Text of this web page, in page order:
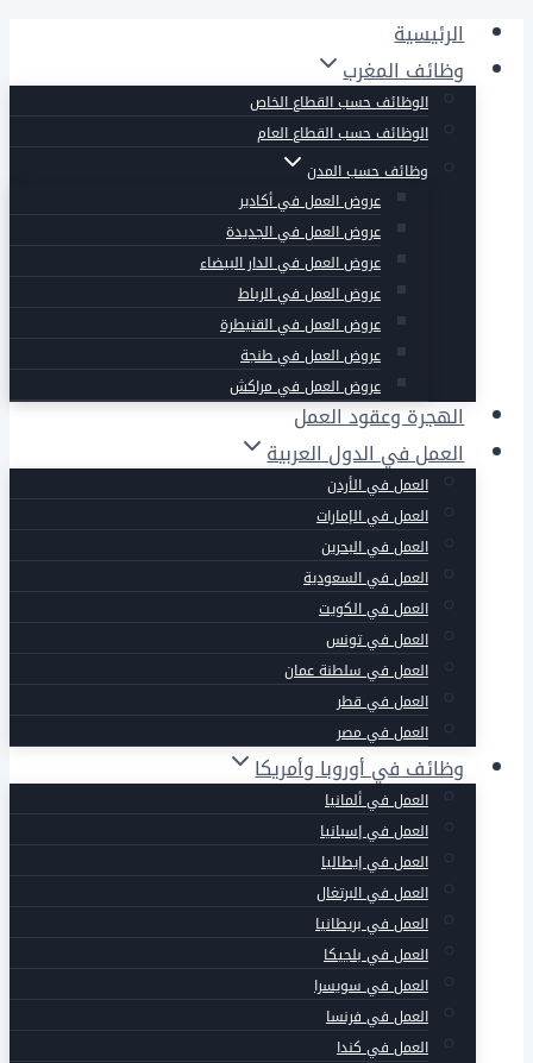
التجاوز
إلى
المحتوى
الرئيسية
وظائف المغرب
الوظائف حسب القطاع الخاص
الوظائف حسب القطاع العام
وظائف حسب المدن
عروض العمل في أكادير
عروض العمل في الجديدة
عروض العمل في الدار البيضاء
عروض العمل في الرباط
عروض العمل في القنيطرة
عروض العمل في طنجة
عروض العمل في مراكش
الهجرة وعقود العمل
العمل في الدول العربية
العمل في الأردن
العمل في الإمارات
العمل في البحرين
العمل في السعودية
العمل في الكويت
العمل في تونس
العمل في سلطنة عمان
العمل في قطر
العمل في مصر
وظائف في أوروبا وأمريكا
العمل في ألمانيا
العمل في إسبانيا
العمل في إيطاليا
العمل في البرتغال
العمل في بريطانيا
العمل في بلجيكا
العمل في سويسرا
العمل في فرنسا
العمل في كندا